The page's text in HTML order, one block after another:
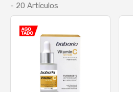
- 20 Artículos